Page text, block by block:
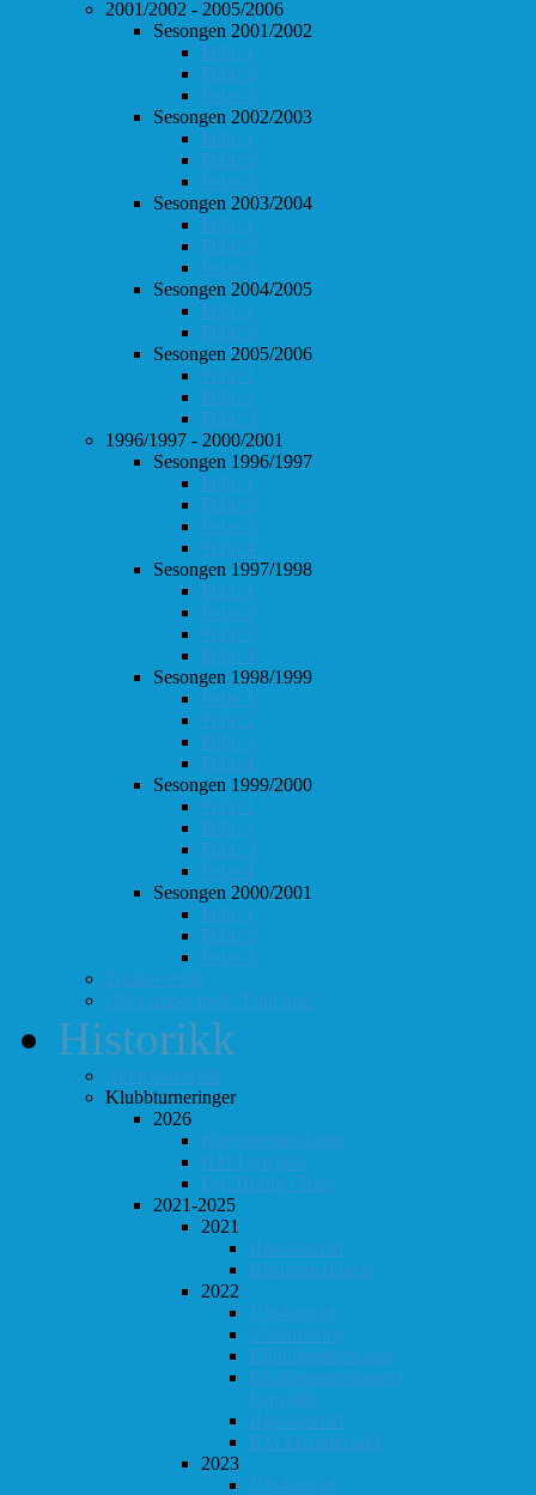
2001/2002 - 2005/2006
Sesongen 2001/2002
Follo 1
Follo 2
Follo 3
Sesongen 2002/2003
Follo 1
Follo 2
Follo 3
Sesongen 2003/2004
Follo 1
Follo 2
Follo 3
Sesongen 2004/2005
Follo 1
Follo 2
Sesongen 2005/2006
Follo 1
Follo 2
Follo 3
1996/1997 - 2000/2001
Sesongen 1996/1997
Follo 1
Follo 2
Follo 3
Follo 4
Sesongen 1997/1998
Follo 1
Follo 2
Follo 3
Follo 4
Sesongen 1998/1999
Follo 1
Follo 2
Follo 3
Follo 4
Sesongen 1999/2000
Follo 1
Follo 2
Follo 3
Follo 4
Sesongen 2000/2001
Follo 1
Follo 2
Follo 3
Totaloversikt
ØS-kamper med "Fullt hus"
Historikk
Vinner-oversikt
Klubbturneringer
2026
Klubbmesterskapet
KM Lynsjakk
Lyn/Hurtig våren
2021-2025
2021
Høst-konrad
Høstturneringen
2022
Vår-konrad
Vårturnering
Klubbmesterskapet
Klubbmesterskapet i
Lynsjakk
Høst-konrad
KM i Hurtigsjakk
2023
Vår-konrad